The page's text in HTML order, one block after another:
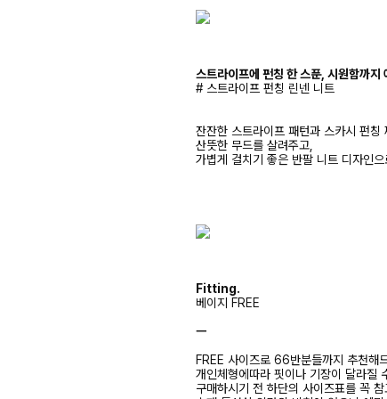
스트라이프에 펀칭 한 스푼, 시원함까지
# 스트라이프 펀칭 린넨 니트
잔잔한 스트라이프 패턴과 스카시 펀칭
산뜻한 무드를 살려주고,
가볍게 걸치기 좋은 반팔 니트 디자인
Fitting.
베이지 FREE
ㅡ
FREE 사이즈로 66반분들까지 추천해
개인체형에따라 핏이나 기장이 달라질
구매하시기 전 하단의 사이즈표를 꼭